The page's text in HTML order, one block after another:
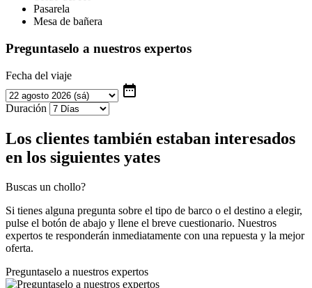
Pasarela
Mesa de bañera
Preguntaselo a nuestros expertos
Fecha del viaje
date_range
Duración
Los clientes también estaban interesados
en los siguientes yates
Buscas un chollo?
Si tienes alguna pregunta sobre el tipo de barco o el destino a elegir,
pulse el botón de abajo y llene el breve cuestionario. Nuestros
expertos te responderán inmediatamente con una repuesta y la mejor
oferta.
Preguntaselo a nuestros expertos